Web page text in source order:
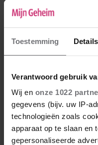
Toestemming Details
Verantwoord gebruik
Wij en onze 1022
gegevens (bijv. uw IP-
technologieën zoals
apparaat op te slaan en
gepersonaliseerde
De nieuwe Mijn